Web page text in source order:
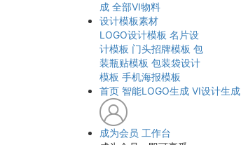
成 全部VI物料
设计模板素材
LOGO设计模板 名片设
计模板 门头招牌模板 包
装瓶贴模板 包装袋设计
模板 手机海报模板
首页 智能LOGO生成 VI设计生成
成为会员 工作台